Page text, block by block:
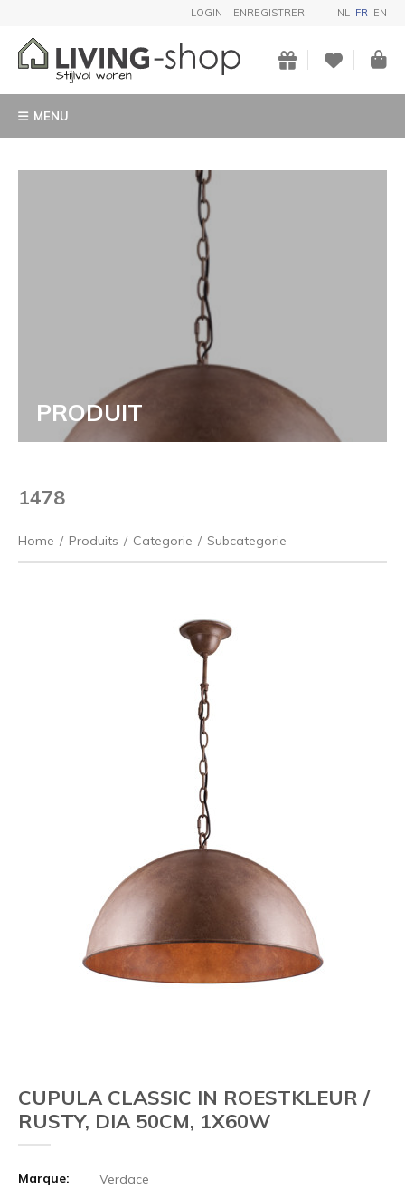
LOGIN ENREGISTRER NL FR EN
MENU
PRODUIT
1478
Home / Produits / Categorie / Subcategorie
CUPULA CLASSIC IN ROESTKLEUR /
RUSTY, DIA 50CM, 1X60W
Marque:
Verdace